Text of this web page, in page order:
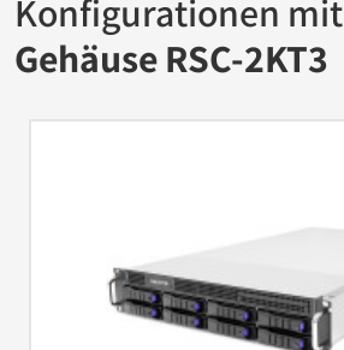
Konfigurationen mit
Gehäuse RSC-2KT3